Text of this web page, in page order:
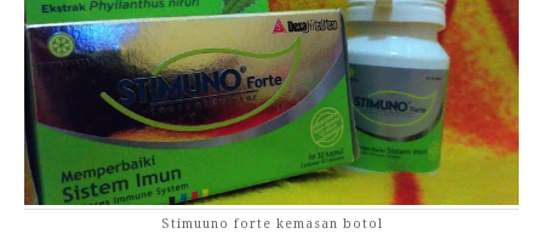
Stimuuno forte kemasan botol